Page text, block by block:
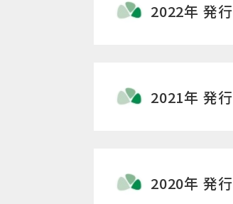
2022年 発行
2021年 発行
2020年 発行